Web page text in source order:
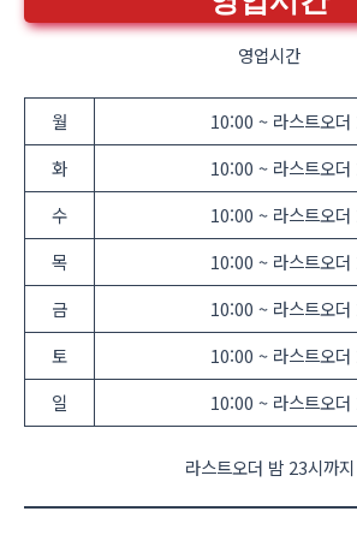
영업시간
월
10:00 ~ 라스트오
화
10:00 ~ 라스트오
수
10:00 ~ 라스트오
목
10:00 ~ 라스트오
금
10:00 ~ 라스트오
토
10:00 ~ 라스트오
일
10:00 ~ 라스트오
라스트오더 밤 23시까지